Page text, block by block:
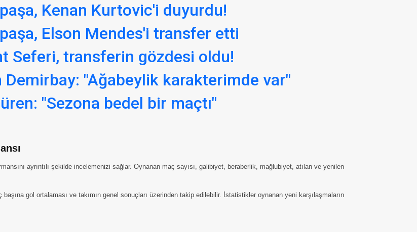
Kenan Kurtovic'i duyurdu!
Elson Mendes'i transfer etti
Seferi, transferin gözdesi oldu!
Demirbay: "Ağabeylik karakterimde var"
"Sezona bedel bir maçtı"
ayrıntılı şekilde incelemenizi sağlar. Oynanan maç sayısı, galibiyet, beraberlik, mağlubiyet, atılan ve yenilen
gol ortalaması ve takımın genel sonuçları üzerinden takip edilebilir. İstatistikler oynanan yeni karşılaşmaların